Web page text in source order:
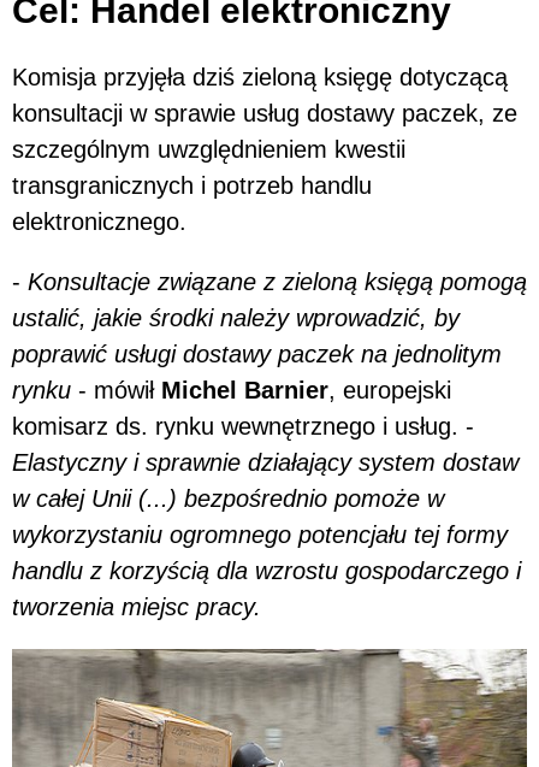
Cel: Handel elektroniczny
Komisja przyjęła dziś zieloną księgę dotyczącą
konsultacji w sprawie usług dostawy paczek, ze
szczególnym uwzględnieniem kwestii
transgranicznych i potrzeb handlu
elektronicznego.
- Konsultacje związane z zieloną księgą pomogą
ustalić, jakie środki należy wprowadzić, by
poprawić usługi dostawy paczek na jednolitym
rynku - mówił Michel Barnier, europejski
komisarz ds. rynku wewnętrznego i usług. -
Elastyczny i sprawnie działający system dostaw
w całej Unii (...) bezpośrednio pomoże w
wykorzystaniu ogromnego potencjału tej formy
handlu z korzyścią dla wzrostu gospodarczego i
tworzenia miejsc pracy.